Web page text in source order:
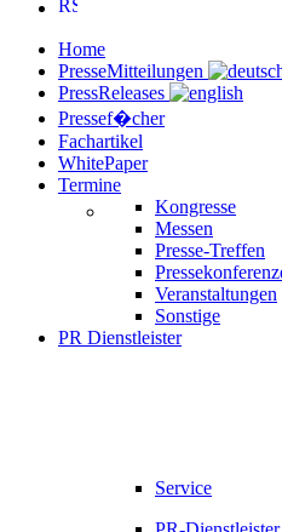
Home
PresseMitteilungen
PressReleases
Pressef�cher
Fachartikel
WhitePaper
Termine
Kongresse
Messen
Presse-Treffen
Veranstaltungen
Sonstige
PR Dienstleister
Service